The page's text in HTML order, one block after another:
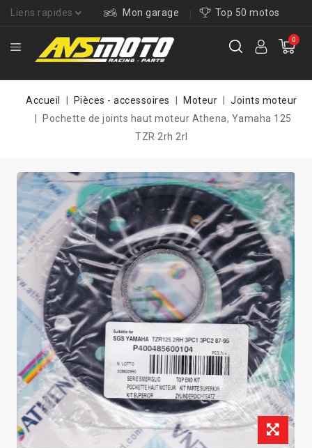
Liens rapides Mon garage Top 50 motos
0
Accueil Pièces - accessoires Moteur
Joints moteur
Pochette de joints haut moteur Athena, Yamaha 125
TZR 2rh 2rl